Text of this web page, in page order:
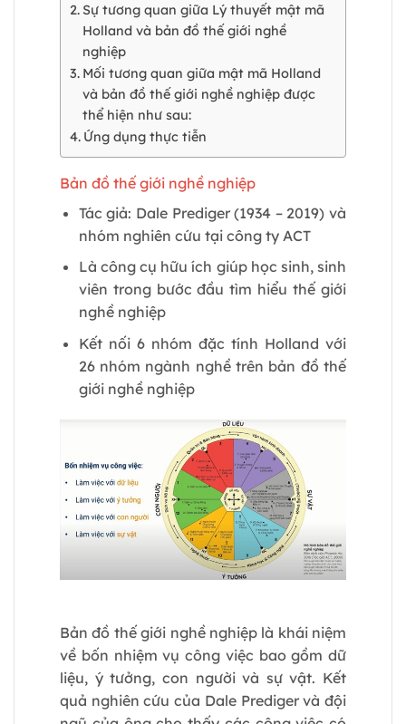
Sự tương quan giữa Lý thuyết mật mã
Holland và bản đồ thế giới nghề
nghiệp
Mối tương quan giữa mật mã Holland
và bản đồ thế giới nghề nghiệp được
thể hiện như sau:
Ứng dụng thực tiễn
Bản đồ thế giới nghề nghiệp
Tác giả: Dale Prediger (1934 – 2019) và
nhóm nghiên cứu tại công ty ACT
Là công cụ hữu ích giúp học sinh, sinh
viên trong bước đầu tìm hiểu thế giới
nghề nghiệp
Kết nối 6 nhóm đặc tính Holland với
26 nhóm ngành nghề trên bản đồ thế
giới nghề nghiệp
Bản đồ thế giới nghề nghiệp là khái niệm
về bốn nhiệm vụ công việc bao gồm dữ
liệu, ý tưởng, con người và sự vật. Kết
quả nghiên cứu của Dale Prediger và đội